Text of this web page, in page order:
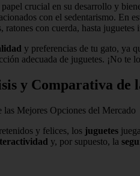
crucial en su desarrollo y
con el sedentarismo. En
con cuerda, hasta
y preferencias de tu gato, ya
adecuada de juguetes. ¡No te
y Comparativa
Mejores Opciones del Mercado
y felices, los juguetes
y, por supuesto, la